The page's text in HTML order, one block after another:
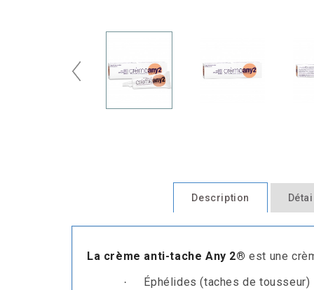
Description
La crème anti-tache Any 2®est une
· Éphélides (taches de tousseur)